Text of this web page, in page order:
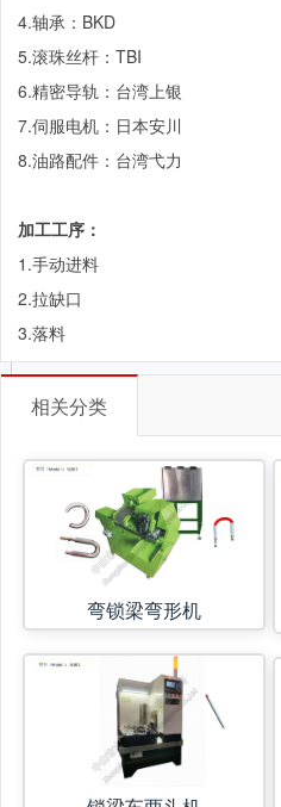
4.轴承：BKD
5.滚珠丝杆：TBI
6.精密导轨：台湾上银
7.伺服电机：日本安川
8.油路配件：台湾弋力
加工工序：
1.手动进料
2.拉缺口
3.落料
相关分类
弯锁梁弯形机